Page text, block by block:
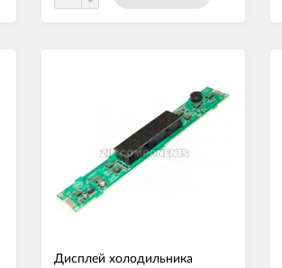
Дисплей холодильника